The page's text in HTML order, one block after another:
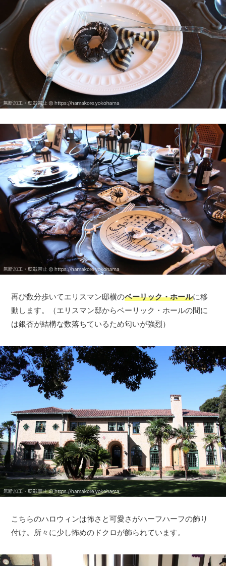
再び数分歩いてエリスマン邸横のベーリック・ホールに移
動します。（エリスマン邸からベーリック・ホールの間に
は銀杏が結構な数落ちているため匂いが強烈）
こちらのハロウィンは怖さと可愛さがハーフハーフの飾り
付け。所々に少し怖めのドクロが飾られています。
観光ガイド
ランキング
ブログ記事
サイトについて